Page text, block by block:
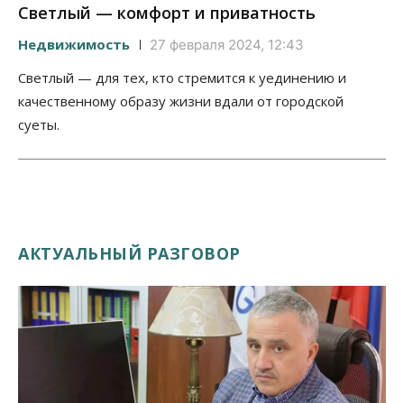
Светлый — комфорт и приватность
Недвижимость 27 февраля 2024, 12:43
Светлый — для тех, кто стремится к уединению и
качественному образу жизни вдали от городской
суеты.
АКТУАЛЬНЫЙ РАЗГОВОР